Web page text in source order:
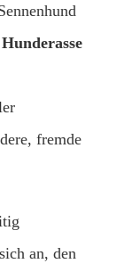
fremde
an, den